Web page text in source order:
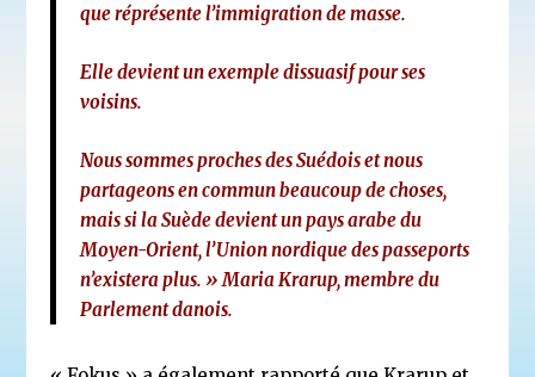
que réprésente l’immigration de masse.
Elle devient un exemple dissuasif pour ses
voisins.
Nous sommes proches des Suédois et nous
partageons en commun beaucoup de choses,
mais si la Suède devient un pays arabe du
Moyen-Orient, l’Union nordique des passeports
n’existera plus. »Maria Krarup, membre du
Parlement danois.